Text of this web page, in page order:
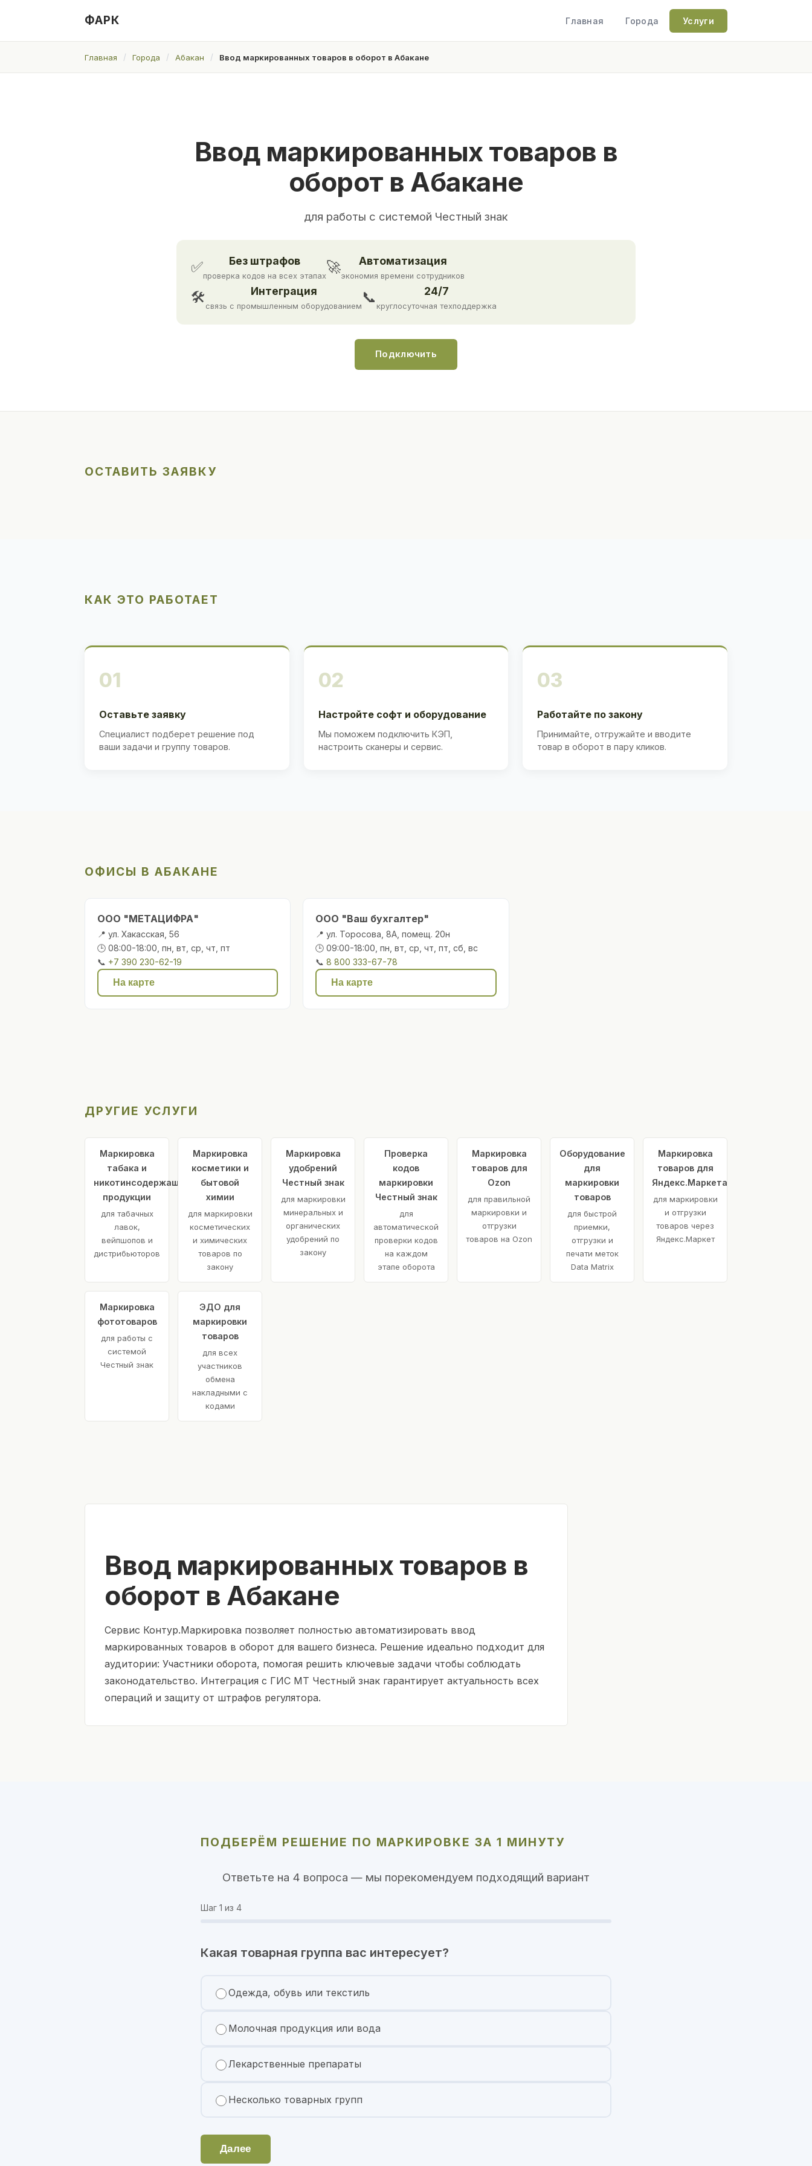
ФАРК Главная Города Услуги
Главная Города Абакан Ввод маркированных товаров в оборот в Абакане
Ввод маркированных товаров в
оборот в Абакане
для работы с системой Честный знак
✅ Без штрафов
проверка кодов на всех этапах
🚀 Автоматизация
экономия времени сотрудников
🛠 Интеграция
связь с промышленным оборудованием
📞 24/7
круглосуточная техподдержка
Подключить
ОСТАВИТЬ ЗАЯВКУ
КАК ЭТО РАБОТАЕТ
01
Оставьте заявку
Специалист подберет решение под
ваши задачи и группу товаров.
02
Настройте софт и оборудование
Мы поможем подключить КЭП,
настроить сканеры и сервис.
03
Работайте по закону
Принимайте, отгружайте и вводите
товар в оборот в пару кликов.
ОФИСЫ В АБАКАНЕ
ООО "МЕТАЦИФРА"
📍 ул. Хакасская, 56
🕒 08:00-18:00, пн, вт, ср, чт, пт
📞 +7 390 230-62-19
На карте
ООО "Ваш бухгалтер"
📍 ул. Торосова, 8А, помещ. 20н
🕒 09:00-18:00, пн, вт, ср, чт, пт, сб, вс
📞8 800 333-67-78
На карте
ДРУГИЕ УСЛУГИ
Маркировка
табака и
никотинсодержащей
продукции
для табачных
лавок,
вейпшопов и
дистрибьюторов
Маркировка
косметики и
бытовой
химии
для маркировки
косметических
и химических
товаров по
закону
Маркировка
удобрений
Честный знак
для маркировки
минеральных и
органических
удобрений по
закону
Проверка
кодов
маркировки
Честный знак
для
автоматической
проверки кодов
на каждом
этапе оборота
Маркировка
товаров для
Ozon
для правильной
маркировки и
отгрузки
товаров на Ozon
Оборудование
для
маркировки
товаров
для быстрой
приемки,
отгрузки и
печати меток
Data Matrix
Маркировка
товаров для
Яндекс.Маркета
для маркировки
и отгрузки
товаров через
Яндекс.Маркет
Маркировка
фототоваров
для работы с
системой
Честный знак
ЭДО для
маркировки
товаров
для всех
участников
обмена
накладными с
кодами
Ввод маркированных товаров в
оборот в Абакане
Сервис Контур.Маркировка позволяет полностью автоматизировать ввод
маркированных товаров в оборот для вашего бизнеса. Решение идеально подходит для
аудитории: Участники оборота, помогая решить ключевые задачи чтобы соблюдать
законодательство. Интеграция с ГИС МТ Честный знак гарантирует актуальность всех
операций и защиту от штрафов регулятора.
ПОДБЕРЁМ РЕШЕНИЕ ПО МАРКИРОВКЕ ЗА 1 МИНУТУ
Ответьте на 4 вопроса — мы порекомендуем подходящий вариант
Шаг 1 из 4
Какая товарная группа вас интересует?
Одежда, обувь или текстиль
Молочная продукция или вода
Лекарственные препараты
Несколько товарных групп
Далее